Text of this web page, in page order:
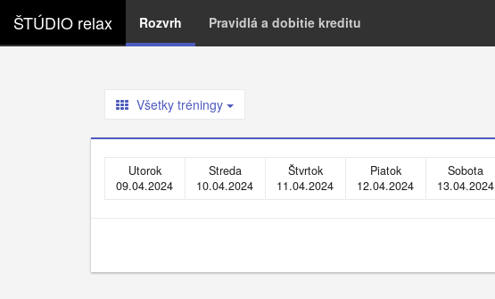
ŠTÚDIO relax Rozvrh Pravidlá a dobitie kreditu
Všetky tréningy
Utorok
09.04.2024
Streda
10.04.2024
Štvrtok
11.04.2024
Piatok
12.04.2024
Sobota
13.04.2024